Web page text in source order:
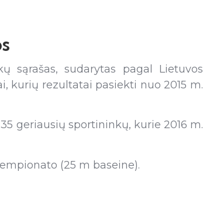
sąrašas, sudarytas pagal Lietuvos
kurių rezultatai pasiekti nuo 2015 m.
geriausių sportininkų, kurie 2016 m.
(25 m baseine).